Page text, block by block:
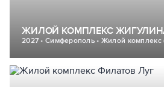
ЖИЛОЙ КОМПЛЕКС
2027 • Симферополь • Жилой комплекс